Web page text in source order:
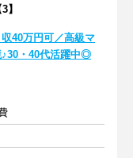
収40万円可／高級マ
♪30・40代活躍中◎